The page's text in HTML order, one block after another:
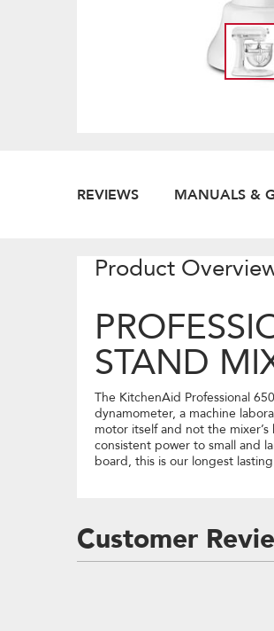
REVIEWS MANUALS &
Product
STAND
The KitchenAid Professional
dynamometer, a machine
motor itself and not the
consistent power to small and
board, this is our longest
Customer